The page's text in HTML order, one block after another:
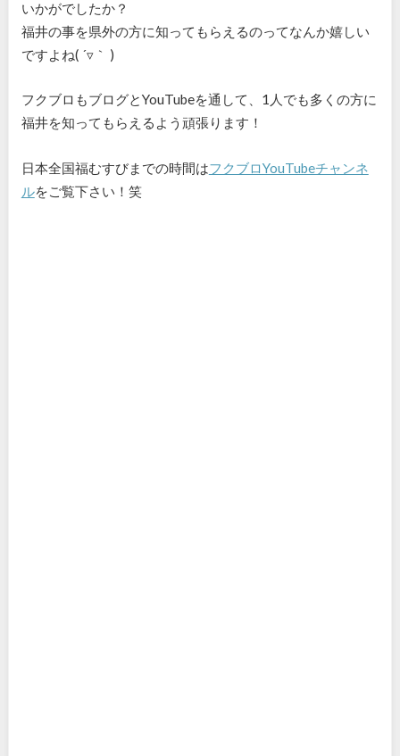
いかがでしたか？
福井の事を県外の方に知ってもらえるのってなんか嬉しい
ですよね( ´▿｀ )
フクブロもブログとYouTubeを通して、1人でも多くの方に
福井を知ってもらえるよう頑張ります！
日本全国福むすびまでの時間はフクブロYouTubeチャンネ
ルをご覧下さい！笑